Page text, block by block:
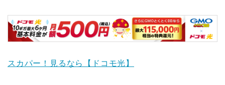
スカパー！見るなら【ドコモ光】